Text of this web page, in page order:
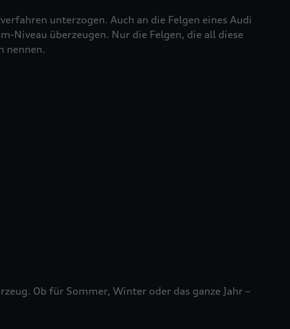
unterzogen. Auch an die Felgen eines Audi
Niveau überzeugen. Nur die Felgen, die all diese
nennen.
Ob für Sommer, Winter oder das ganze Jahr –